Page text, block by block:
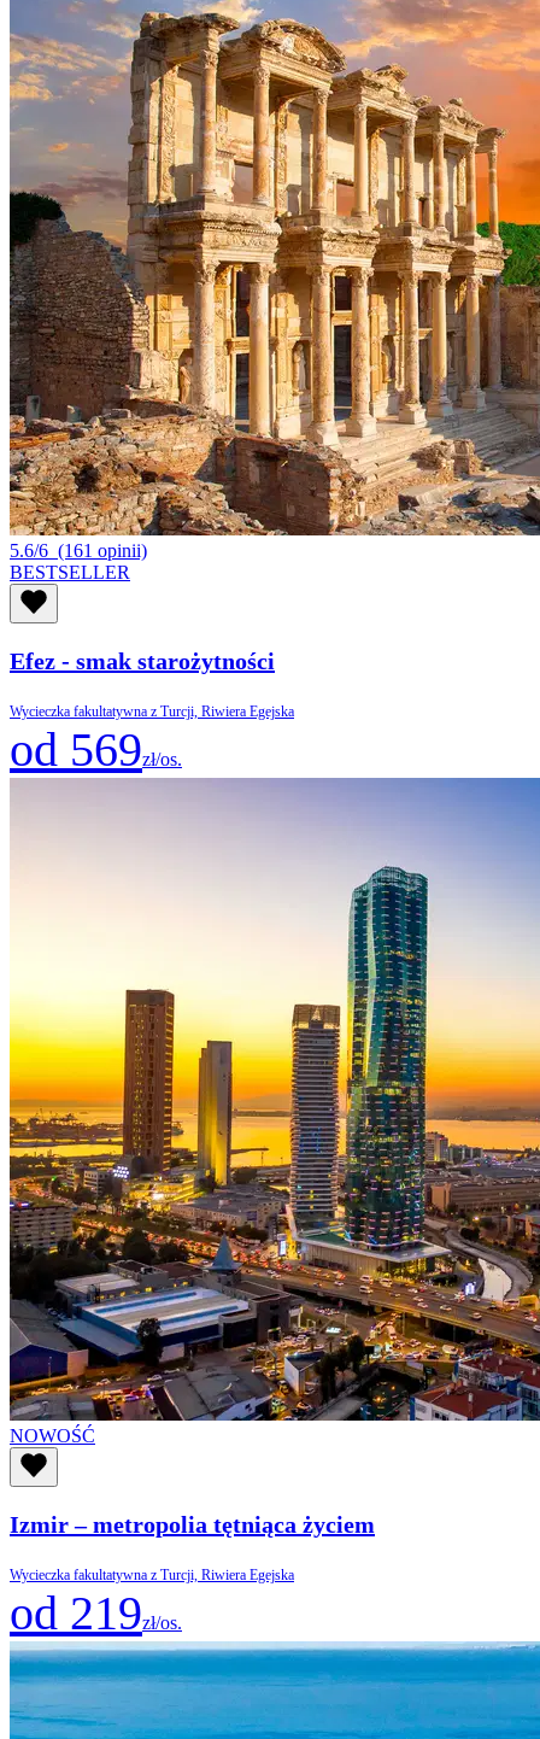
5.6/6 (161 opinii)
BESTSELLER
Efez - smak starożytności
Wycieczka fakultatywna z Turcji, Riwiera Egejska
od 569zł/os.
NOWOŚĆ
Izmir – metropolia tętniąca życiem
Wycieczka fakultatywna z Turcji, Riwiera Egejska
od 219zł/os.